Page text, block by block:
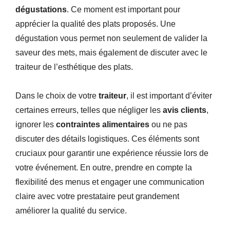
dégustations. Ce moment est important pour
apprécier la qualité des plats proposés. Une
dégustation vous permet non seulement de valider la
saveur des mets, mais également de discuter avec le
traiteur de l’esthétique des plats.
Dans le choix de votre traiteur, il est important d’éviter
certaines erreurs, telles que négliger les avis clients,
ignorer les contraintes alimentaires ou ne pas
discuter des détails logistiques. Ces éléments sont
cruciaux pour garantir une expérience réussie lors de
votre événement. En outre, prendre en compte la
flexibilité des menus et engager une communication
claire avec votre prestataire peut grandement
améliorer la qualité du service.